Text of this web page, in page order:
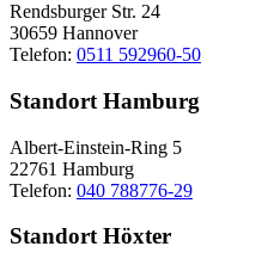
Rendsburger Str. 24
30659 Hannover
Telefon: 0511 592960-50
Standort Hamburg
Albert-Einstein-Ring 5
22761 Hamburg
Telefon: 040 788776-29
Standort Höxter